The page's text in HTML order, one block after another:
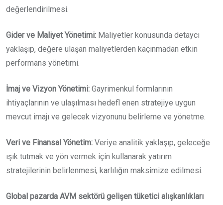
değerlendirilmesi.
Gider ve Maliyet Yönetimi: Maliyetler konusunda detaycı
yaklaşıp, değere ulaşan maliyetlerden kaçınmadan etkin
performans yönetimi.
İmaj ve Vizyon Yönetimi: Gayrimenkul formlarının
ihtiyaçlarının ve ulaşılması hedefl enen stratejiye uygun
mevcut imajı ve gelecek vizyonunu belirleme ve yönetme.
Veri ve Finansal Yönetim: Veriye analitik yaklaşıp, geleceğe
ışık tutmak ve yön vermek için kullanarak yatırım
stratejilerinin belirlenmesi, karlılığın maksimize edilmesi.
Global pazarda AVM sektörü gelişen tüketici alışkanlıkları